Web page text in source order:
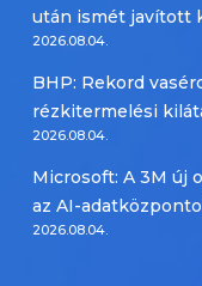
után ismét javított
2026.08.04.
BHP: Rekord
rézkitermelési
2026.08.04.
Microsoft: A 3M új
az AI-
2026.08.04.